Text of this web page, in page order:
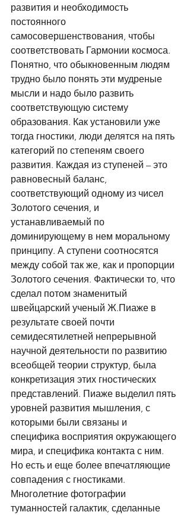
развития и необходимость
постоянного
самосовершенствования, чтобы
соответствовать Гармонии космоса.
Понятно, что обыкновенным людям
трудно было понять эти мудреные
мысли и надо было развить
соответствующую систему
образования. Как установили уже
тогда гностики, люди делятся на пять
категорий по степеням своего
развития. Каждая из ступеней – это
равновесный баланс,
соответствующий одному из чисел
Золотого сечения, и
устанавливаемый по
доминирующему в нем моральному
принципу. А ступени соотносятся
между собой так же, как и пропорции
Золотого сечения. Фактически то, что
сделал потом знаменитый
швейцарский ученый Ж.Пиаже в
результате своей почти
семидесятилетней непрерывной
научной деятельности по развитию
всеобщей теории структур, была
конкретизация этих гностических
представлений. Пиаже выделил пять
уровней развития мышления, с
которыми были связаны и
специфика восприятия окружающего
мира, и специфика контакта с ним.
Но есть и еще более впечатляющие
совпадения с гностиками.
Многолетние фотографии
туманностей галактик, сделанные